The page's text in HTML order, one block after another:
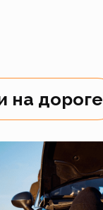
на дороге